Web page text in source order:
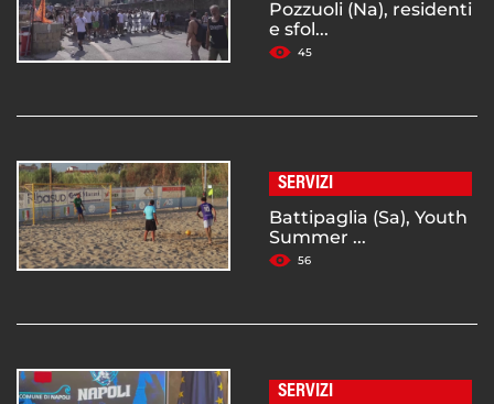
Pozzuoli (Na), residenti
e sfol...
45
SERVIZI
Battipaglia (Sa), Youth
Summer ...
56
SERVIZI